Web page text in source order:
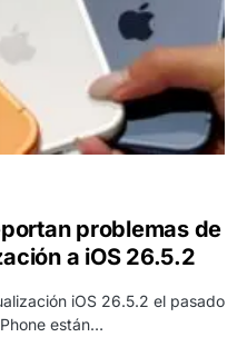
problemas de
a iOS 26.5.2
iOS 26.5.2 el pasado
están…